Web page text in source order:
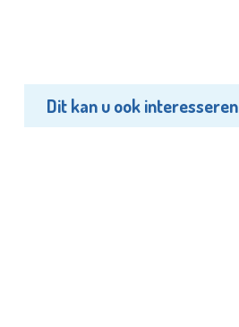
Dit kan u ook interesseren